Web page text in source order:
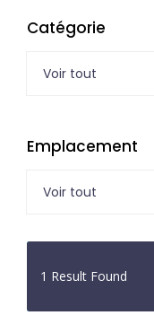
Catégorie
Voir tout
Emplacement
Voir tout
1 Result Found